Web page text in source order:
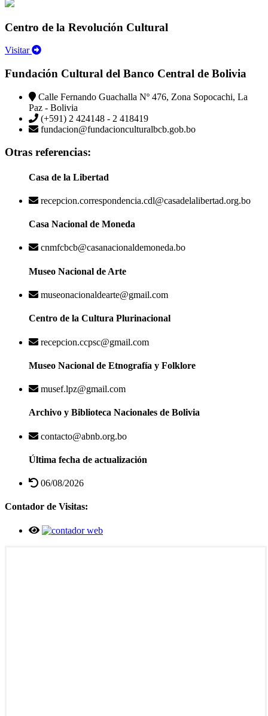
Centro de la Revolución Cultural
Visitar
Fundación Cultural del Banco Central de Bolivia
Calle Fernando Guachalla Nº 476, Zona Sopocachi, La
Paz - Bolivia
(+591) 2 424148 - 2 418419
fundacion@fundacionculturalbcb.gob.bo
Otras referencias:
Casa de la Libertad
recepcion.correspondencia.cdl@casadelalibertad.org.bo
Casa Nacional de Moneda
cnmfcbcb@casanacionaldemoneda.bo
Museo Nacional de Arte
museonacionaldearte@gmail.com
Centro de la Cultura Plurinacional
recepcion.ccpsc@gmail.com
Museo Nacional de Etnografía y Folklore
musef.lpz@gmail.com
Archivo y Biblioteca Nacionales de Bolivia
contacto@abnb.org.bo
Última fecha de actualización
06/08/2026
Contador de Visitas: